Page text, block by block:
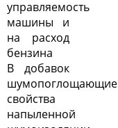
управляемость
машины и
на расход
бензина
В добавок
шумопоглощающие
свойства
напыленной